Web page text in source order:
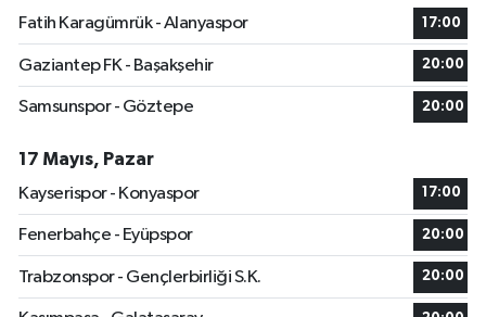
Fatih Karagümrük - Alanyaspor
17:00
Gaziantep FK - Başakşehir 20:00
Samsunspor - Göztepe 20:00
17 Mayıs, Pazar
Kayserispor - Konyaspor
17:00
Fenerbahçe - Eyüpspor 20:00
Trabzonspor - Gençlerbirliği S.K. 20:00